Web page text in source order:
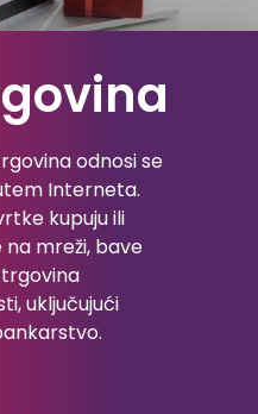
odnosi se
Interneta.
kupuju ili
na mreži, bave
uključujući